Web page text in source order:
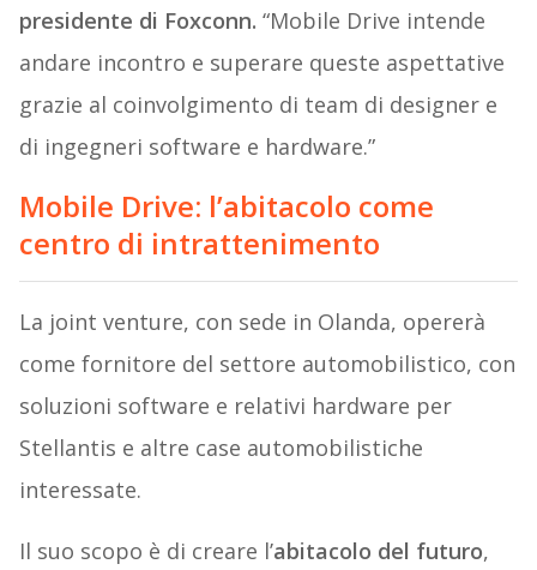
presidente di Foxconn. “Mobile Drive intende
andare incontro e superare queste aspettative
grazie al coinvolgimento di team di designer e
di ingegneri software e hardware.”
Mobile Drive: l’abitacolo come
centro di intrattenimento
La joint venture, con sede in Olanda, opererà
come fornitore del settore automobilistico, con
soluzioni software e relativi hardware per
Stellantis e altre case automobilistiche
interessate.
Il suo scopo è di creare l’abitacolo del futuro,